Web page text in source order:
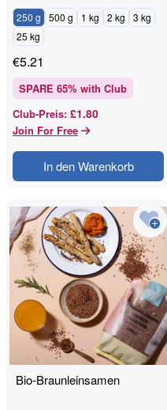
250 g 500 g 1 kg 2 kg
3 kg
25 kg
€5.21
SPARE 65% with Club
Club-Preis: £1.80
Join For Free
In den Warenkorb
Bio-Braunleinsamen